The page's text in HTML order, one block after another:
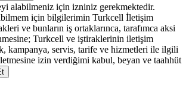
alabilmeniz için izniniz gerekmektedir.
için bilgilerimin Turkcell İletişim
ve bunların iş ortaklarınca, tarafımca aksi
Turkcell ve iştiraklerinin iletişim
kampanya, servis, tarife ve hizmetleri ile ilgili
izin verdiğimi kabul, beyan ve taahhüt